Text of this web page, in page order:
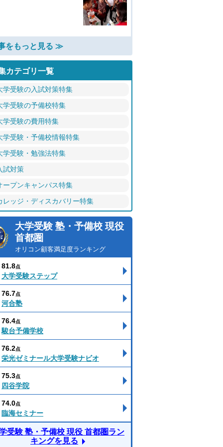
をもっと見る ≫
カテゴリ一覧
学受験の入試対策特集
学受験の予備校特集
学受験の費用特集
学受験・予備校情報特集
学受験・勉強法特集
試対策
ープンキャンパス特集
レッジ・ディスカバリー特集
大学受験 塾・予備校 現役
首都圏
オリコン顧客満足度ランキング
81.8点
大学受験ステップ
76.7点
河合塾
76.4点
駿台予備学校
76.2点
栄光ゼミナール大学受験ナビオ
75.3点
四谷学院
74.0点
臨海セミナー
受験 塾・予備校 現役 首都圏ラン
キングを見る